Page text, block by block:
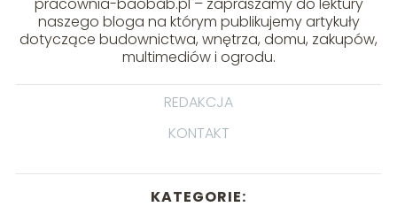
pracownia-baobab.pl – zapraszamy do lektury
naszego bloga na którym publikujemy artykuły
dotyczące budownictwa, wnętrza, domu, zakupów,
multimediów i ogrodu.
REDAKCJA
KONTAKT
KATEGORIE: